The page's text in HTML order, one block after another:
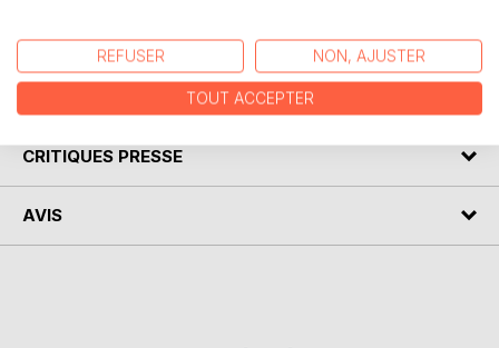
CRITIQUES PRESSE
AVIS
REFUSER NON, AJUSTER
TOUT ACCEPTER